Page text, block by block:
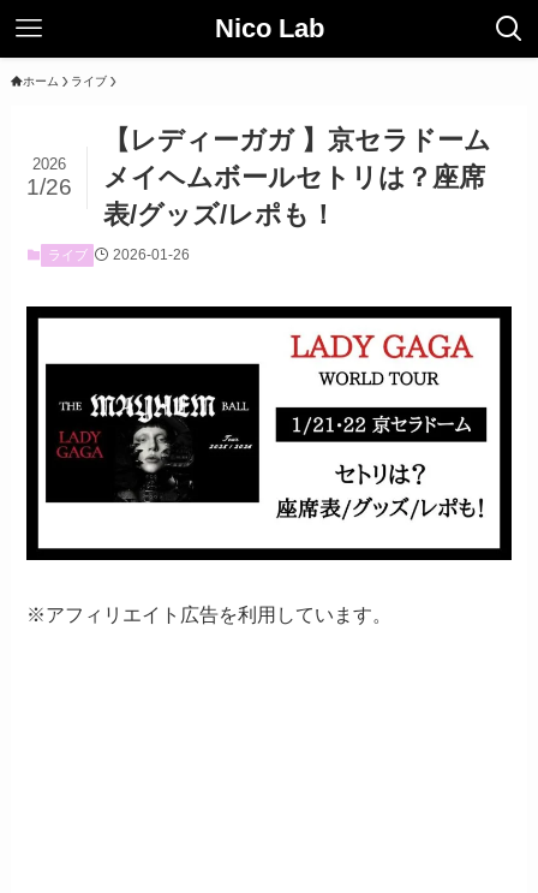
Nico Lab
ホーム ライブ
【レディーガガ 】京セラドーム
メイヘムボールセトリは？座席
表/グッズ/レポも！
2026
1/26
ライブ 2026-01-26
※アフィリエイト広告を利用しています。